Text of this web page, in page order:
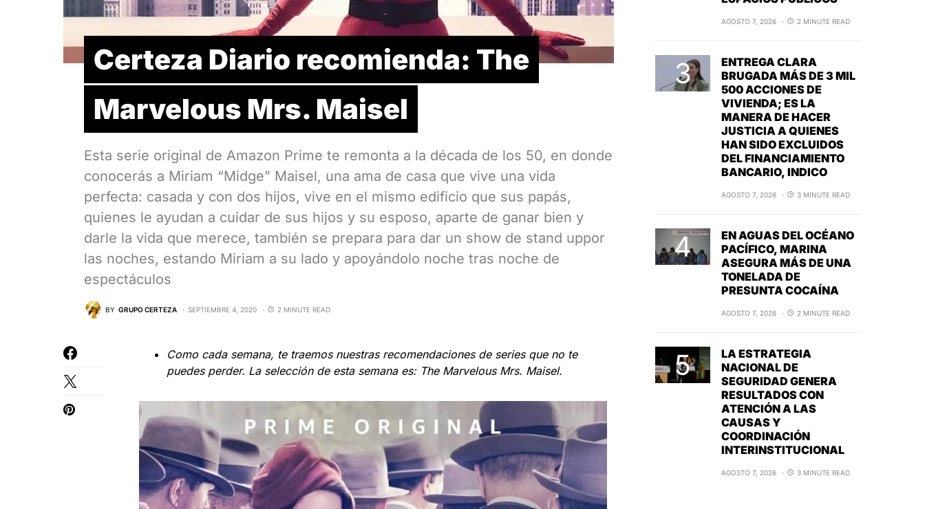
Certeza Diario recomienda: The
Marvelous Mrs. Maisel
Esta serie original de Amazon Prime te remonta a la década de los 50, en donde
conocerás a Miriam “Midge” Maisel, una ama de casa que vive una vida
perfecta: casada y con dos hijos, vive en el mismo edificio que sus papás,
quienes le ayudan a cuidar de sus hijos y su esposo, aparte de ganar bien y
darle la vida que merece, también se prepara para dar un show de stand uppor
las noches, estando Miriam a su lado y apoyándolo noche tras noche de
espectáculos
BY GRUPO CERTEZA SEPTIEMBRE 4, 2020 2 MINUTE READ
Como cada semana, te traemos nuestras recomendaciones de series que no te
puedes perder. La selección de esta semana es: The Marvelous Mrs. Maisel.
AGOSTO 7, 2026 2 MINUTE READ
ENTREGA CLARA
BRUGADA MÁS DE 3 MIL
500 ACCIONES DE
VIVIENDA; ES LA
MANERA DE HACER
JUSTICIA A QUIENES
HAN SIDO EXCLUIDOS
DEL FINANCIAMIENTO
BANCARIO, INDICO
AGOSTO 7, 2026 3 MINUTE READ
EN AGUAS DEL OCÉANO
PACÍFICO, MARINA
ASEGURA MÁS DE UNA
TONELADA DE
PRESUNTA COCAÍNA
AGOSTO 7, 2026 2 MINUTE READ
LA ESTRATEGIA
NACIONAL DE
SEGURIDAD GENERA
RESULTADOS CON
ATENCIÓN A LAS
CAUSAS Y
COORDINACIÓN
INTERINSTITUCIONAL
AGOSTO 7, 2026 3 MINUTE READ